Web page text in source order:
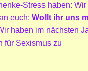
Stress haben: Wir
euch: Wollt ihr uns
haben im nächsten
für Sexismus zu